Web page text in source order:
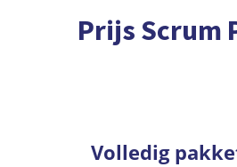
Prijs Scrum
Volledig